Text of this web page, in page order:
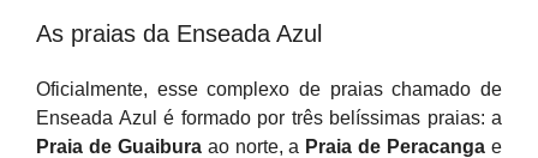
As praias da Enseada Azul
Oficialmente, esse complexo de praias chamado de
Enseada Azul é formado por três belíssimas praias: a
Praia de Guaiburaao norte, a Praia de Peracanga e